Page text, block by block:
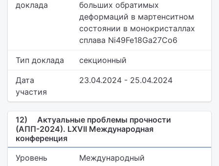
доклада
больших обратимых
деформаций в мартенситном
состоянии в монокристаллах
сплава Ni49Fe18Ga27Co6
Тип доклада секционный
Дата
участия
23.04.2024 - 25.04.2024
12)
Актуальные проблемы прочности
(АПП-2024). LXVII Международная
конференция
Уровень
Международный